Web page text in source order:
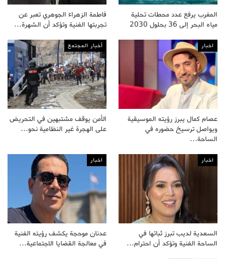
المغرب يرفع عدد محطات تحلية
مياه البحر إلى 36 بحلول 2030
فاطمة الزهراء الجوهري تعبر عن
تجربتها الفنية وتؤكد أن الشهرة…
اخبار
عصام كمال يبرز رؤيته الموسيقية
ويواصل ترسيخ حضوره في
الساحة…
أخبار المجتمع
الأمن يوقف مشتبهين في التحريض
على الهجرة غير النظامية نحو…
اخبار
السعدية لديب تبرز ثباتها في
الساحة الفنية وتؤكد أن احترام…
اخبار
عدنان موحجة يكشف رؤيته الفنية
في معالجة القضايا الاجتماعية…